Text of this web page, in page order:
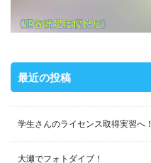
最近の投稿
学生さんのライセンス取得実習へ！
大瀬でフォトダイブ！